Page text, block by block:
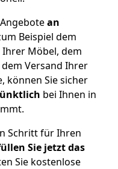
an
Beispiel dem
Möbel, dem
Versand Ihrer
können Sie sicher
bei Ihnen in
Schritt für Ihren
Sie jetzt das
Sie kostenlose